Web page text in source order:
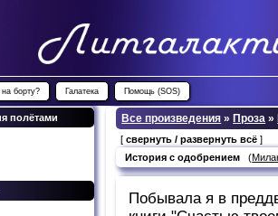
на борту? Галатека Помощь (SOS)
полётами
Все произведения » Проза »
[свернуть / развернуть всё ]
История с одобрением (
Побывала я в